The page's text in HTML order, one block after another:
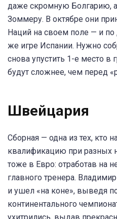
даже скромную Болгарию,
Зоммеру. В октябре они
Наций на своем поле — и по
же игре Испании. Нужно
снова упустить 1-е место в
будут сложнее, чем перед
Швейцария
Сборная — одна из тех, кто
квалификацию при разных
тоже в Евро: отработав на
главного тренера.
и ушел «на коне», выведя
континентального